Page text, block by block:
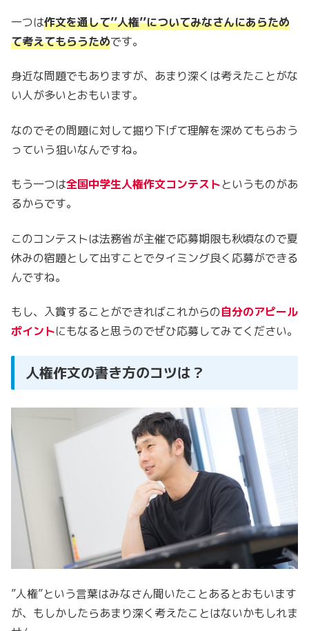
一つは作文を通して’’人権’’についてみなさんにあらため
て考えてもらうためです。
身近な問題でもありますが、あまり深くは考えたことがな
い人が多いとおもいます。
なのでその問題に対して掘り下げて理解を深めてもらおう
っていう狙いなんですね。
もう一つは全国中学生人権作文コンテストというものがあ
るからです。
このコンテストは法務省が主催で応募期限も秋頃なので夏
休みの宿題として出すことでタイミング良く応募ができる
んですね。
もし、入賞することができればこれからの自分のアピール
ポイントにもなると思うのでぜひ応募してみてください。
人権作文の書き方のコツは？
”人権”という言葉はみなさん聞いたことあるとおもいます
が、もしかしたらあまり深く考えたことはないかもしれま